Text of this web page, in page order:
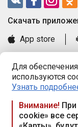
Для
используются
Узнать
Внимание!
cookie» все
Cкачать
App store
Книга замечаний и
Правила и
Praca.by ©
Республика
117а, пом. № 9.